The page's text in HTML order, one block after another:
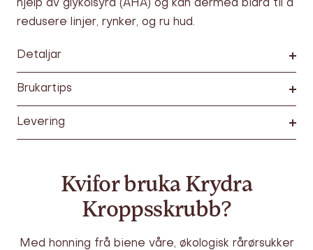
hjelp av glykolsyra (AHA) og kan dermed bidra til å
redusere linjer, rynker, og ru hud.
Detaljar
Brukartips
Levering
Kvifor bruka Krydra
Kroppsskrubb?
Med honning frå biene våre, økologisk rårørsukker